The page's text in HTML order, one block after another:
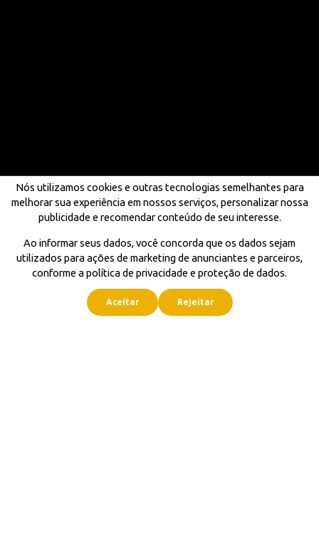
Nós utilizamos cookies e outras tecnologias semelhantes para
melhorar sua experiência em nossos serviços, personalizar nossa
publicidade e recomendar conteúdo de seu interesse.
Ao informar seus dados, você concorda que os dados sejam
utilizados para ações de marketing de anunciantes e parceiros,
conforme a política de privacidade e proteção de dados.
Aceitar Rejeitar